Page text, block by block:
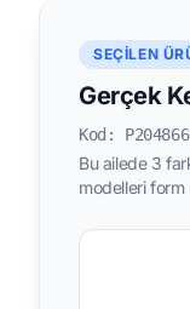
SEÇILEN
Gerçek
Kod: P204866
Bu ailede 3
modelleri